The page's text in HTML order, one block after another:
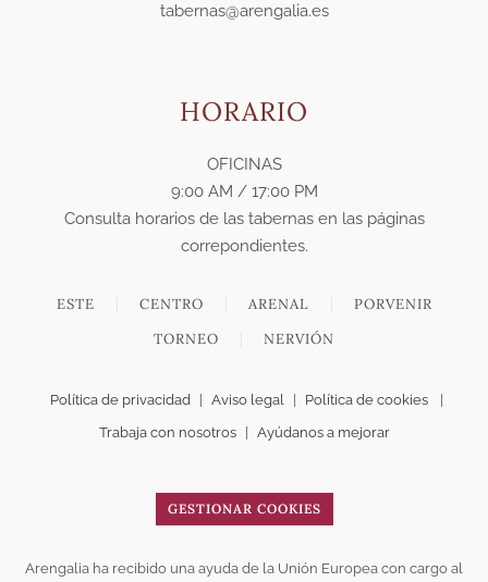
tabernas@arengalia.es
HORARIO
OFICINAS
9:00 AM / 17:00 PM
Consulta horarios de las tabernas en las páginas
correpondientes.
ESTE CENTRO ARENAL
PORVENIR
TORNEO
NERVIÓN
Política de privacidad Aviso legal Política de cookies
Trabaja con nosotros
Ayúdanos a mejorar
GESTIONAR COOKIES
Arengalia ha recibido una ayuda de la Unión Europea con cargo al